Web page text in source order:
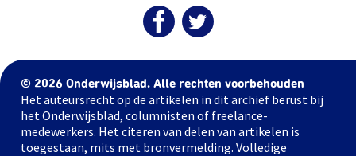
© 2026 Onderwijsblad. Alle rechten voorbehouden
Het auteursrecht op de artikelen in dit archief berust bij
het Onderwijsblad, columnisten of freelance-
medewerkers. Het citeren van delen van artikelen is
toegestaan, mits met bronvermelding. Volledige